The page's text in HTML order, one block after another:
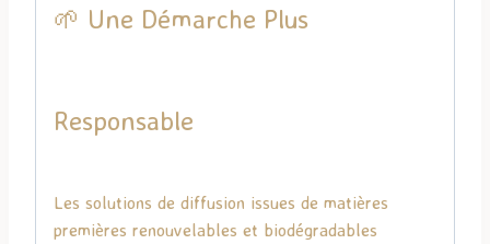
🌱 Une Démarche Plus
Responsable
Les solutions de diffusion issues de matières
premières renouvelables et biodégradables